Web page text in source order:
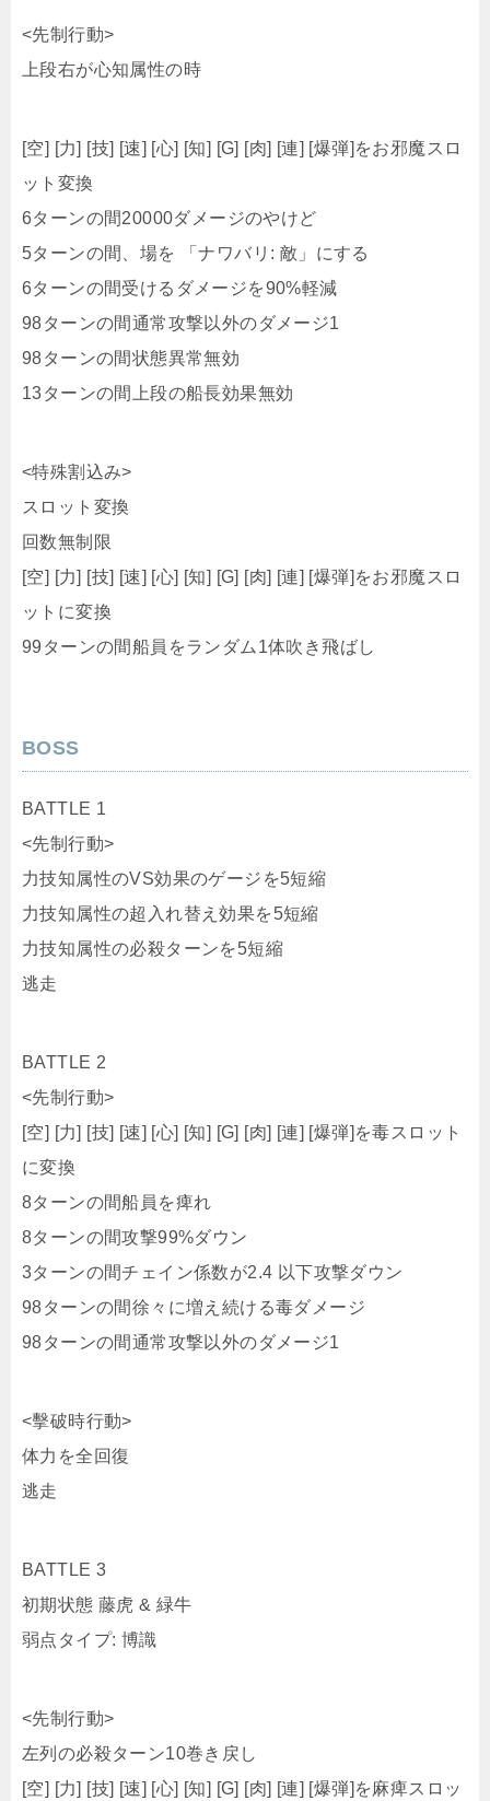
[空] [力] [技] [速] [心] [知] [G] [肉] [連] [爆弾]をお邪魔スロ
ット変換
5ターンの間、場を 「ナワバリ: 敵」にする
6ターンの間受けるダメージを90%軽減
98ターンの間通常攻撃以外のダメージ1
98ターンの間状態異常無効
13ターンの間上段の船長効果無効
<特殊割込み>
スロット変換
[空] [力] [技] [速] [心] [知] [G] [肉] [連] [爆弾]をお邪魔スロ
ットに変換
99ターンの間船員をランダム1体吹き飛ばし
力技知属性の超入れ替え効果を5短縮
力技知属性の必殺ターンを5短縮
逃走
BATTLE 2
<先制行動>
に変換
8ターンの間船員を痺れ
8ターンの間攻撃99%ダウン
3ターンの間チェイン係数が2.4 以下攻撃ダウン
98ターンの間徐々に増え続ける毒ダメージ
98ターンの間通常攻撃以外のダメージ1
<擊破時行動>
体力を全回復
BATTLE 3
初期状態 藤虎 & 緑牛
<先制行動>
左列の必殺ターン10巻き戻し
ト変換
2ターンの間必殺技使用回数制限2回
98ターンの間状態異常無効